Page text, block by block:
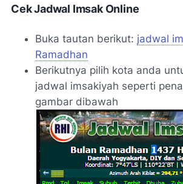
Cek Jadwal Imsak Online
Buka tautan berikut: jadwal
Ramadhan
Berikutnya pilih kota anda
jadwal imsakiyah seperti
gambar dibawah